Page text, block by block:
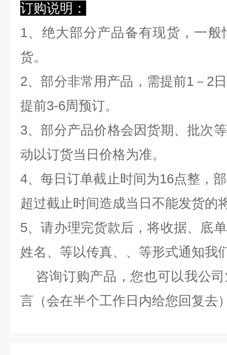
订购说明：
1、绝大部分产品备有现货，一
货。
2、部分非常用产品，需提前1－2
提前3-6周预订。
3、部分产品价格会因货期、批次
动以订货当日价格为准。
4、每日订单截止时间为16点整，
超过截止时间造成当日不能发货的
5、请办理完货款后，将收据、底
姓名、等以传真、、等形式通知我
咨询订购产品，您也可以我公
言（会在半个工作日内给您回复去